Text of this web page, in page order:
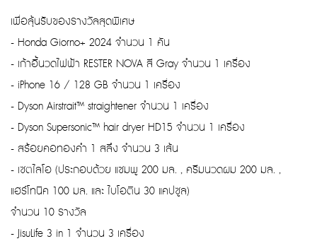
เพื่อลุ้นรับของรางวัลสุดพิเศษ
- Honda Giorno+ 2024 จํานวน 1 คัน
- เก้าอี้นวดไฟฟ้า RESTER NOVA สี Gray จํานวน 1 เครื่อง
- iPhone 16 / 128 GB จํานวน 1 เครื่อง
- Dyson Airstrait™ straightener จํานวน 1 เครื่อง
- Dyson Supersonic™ hair dryer HD15 จํานวน 1 เครื่อง
- สร้อยคอทองคํา 1 สลึง จํานวน 3 เส้น
- เซตไลโอ (ประกอบด้วย แชมพู 200 มล. , ครีมนวดผม 200 มล. ,
แฮร์โทนิค 100 มล. และ ไบโอติน 30 แคปซูล)
จํานวน 10 รางวัล
- JisuLife 3 in 1 จำนวน 3 เครื่อง